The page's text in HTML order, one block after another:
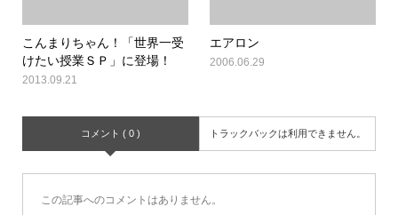
こんまりちゃん！「世界一受
けたい授業ＳＰ」に登場！
2013.09.21
エアロン
2006.06.29
コメント ( 0 ) トラックバックは利用できません。
この記事へのコメントはありません。